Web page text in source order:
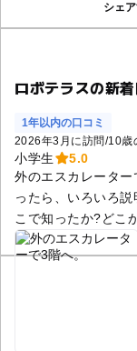
シェ
ロボテラスの新
1年以内の口コミ
2026年3月に訪問/10歳
小学生
5.0
外のエスカレータ
ったら、いろいろ
こで知ったか?どこ
なので、そんなに大きくはない
んなロボットの展示